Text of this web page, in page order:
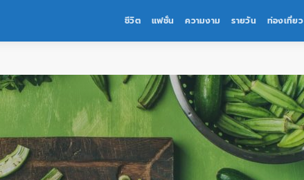
ชีวิต แฟชั่น ความงาม รายวัน ท่องเที่ยว